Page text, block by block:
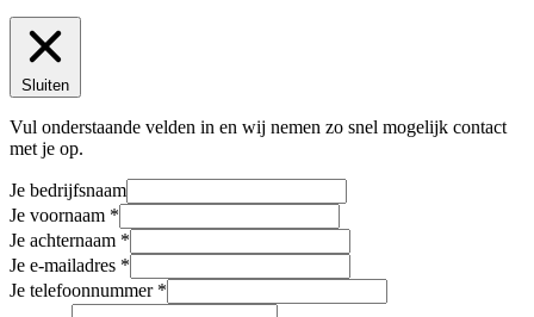
Sluiten
Vul onderstaande velden in en wij nemen zo snel mogelijk contact
met je op.
Je bedrijfsnaam
Je voornaam
Je achternaam
Je e-mailadres
Je telefoonnummer